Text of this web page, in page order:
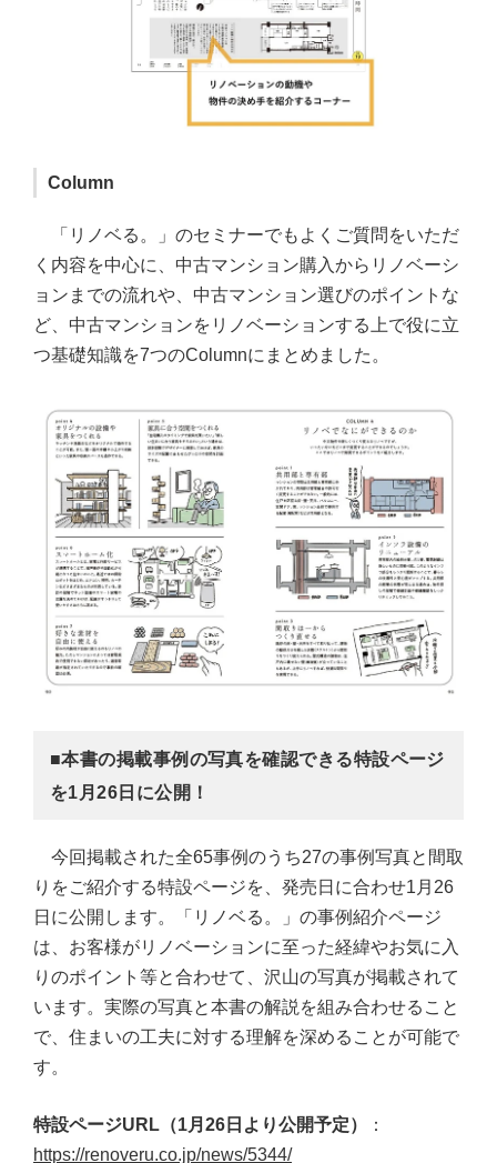
Column
「リノベる。」のセミナーでもよくご質問をいただ
く内容を中心に、中古マンション購入からリノベーシ
ョンまでの流れや、中古マンション選びのポイントな
ど、中古マンションをリノベーションする上で役に立
つ基礎知識を7つのColumnにまとめました。
■本書の掲載事例の写真を確認できる特設ページ
を1月26日に公開！
今回掲載された全65事例のうち27の事例写真と間取
りをご紹介する特設ページを、発売日に合わせ1月26
日に公開します。「リノベる。」の事例紹介ページ
は、お客様がリノベーションに至った経緯やお気に入
りのポイント等と合わせて、沢山の写真が掲載されて
います。実際の写真と本書の解説を組み合わせること
で、住まいの工夫に対する理解を深めることが可能で
す。
特設ページURL（1月26日より公開予定）
：
https://renoveru.co.jp/news/5344/